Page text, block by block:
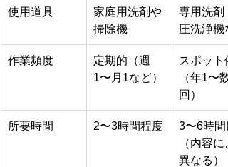
使用道具
家庭用洗剤や
掃除機
専用洗剤
圧洗浄機
作業頻度
定期的（週
1〜月1など）
スポット
（年1〜数
回）
所要時間 2〜3時間程度
3〜6時間
（内容に
異なる）